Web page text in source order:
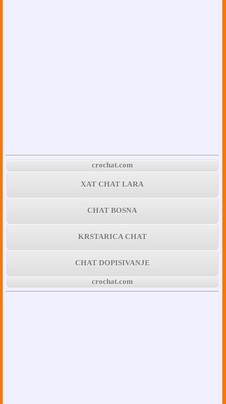
crochat.com
XAT CHAT LARA
CHAT BOSNA
KRSTARICA CHAT
CHAT DOPISIVANJE
crochat.com